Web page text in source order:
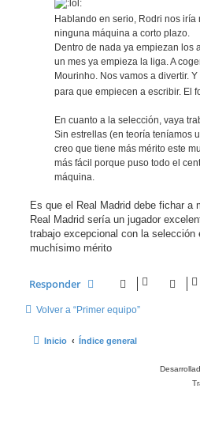
Hablando en serio, Rodri nos
ninguna máquina a corto plazo.
Dentro de nada ya empiezan los
un mes ya empieza la liga. A
Mourinho. Nos vamos a divertir.
para que empiecen a escribir. El
En cuanto a la selección, vaya
Sin estrellas (en teoría teníamos
creo que tiene más mérito este
más fácil porque puso todo el
máquina.
Es que el Real Madrid debe fichar a
Real Madrid sería un jugador
trabajo excepcional con la
muchísimo mérito
Responder
Volver a “Primer equipo”
Inicio Índice general